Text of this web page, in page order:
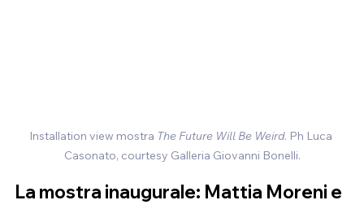
Installation view mostra The Future Will Be Weird. Ph Luca
Casonato, courtesy Galleria Giovanni Bonelli.
La mostra inaugurale: Mattia Moreni e